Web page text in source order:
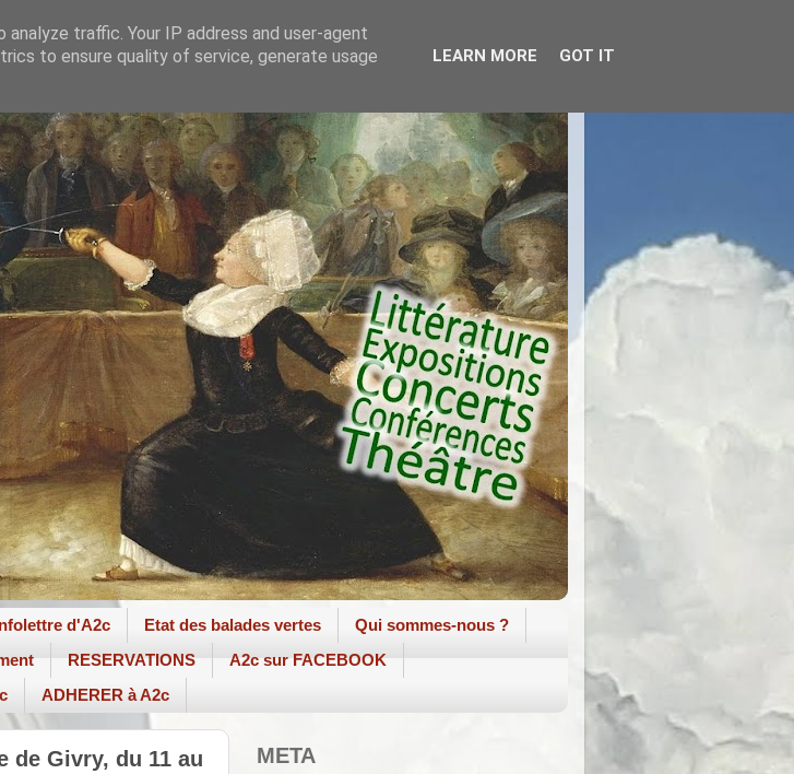
d'A2c Etat des balades vertes
Qui sommes-nous ?
RESERVATIONS
A2c sur FACEBOOK
ADHERER à A2c
de Givry, du 11 au
META
traffic. Your IP address and user-agent
to ensure quality of service, generate usage
LEARN MORE GOT IT